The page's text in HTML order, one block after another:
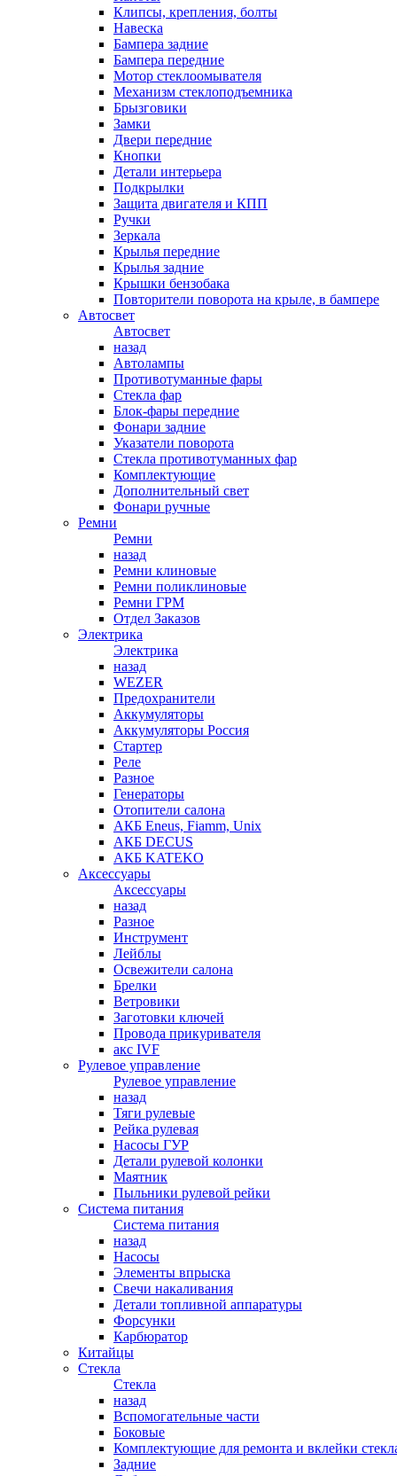
Клипсы, крепления, болты
Навеска
Бампера задние
Бампера передние
Мотор стеклоомывателя
Механизм стеклоподъемника
Брызговики
Замки
Двери передние
Кнопки
Детали интерьера
Подкрылки
Защита двигателя и КПП
Ручки
Зеркала
Крылья передние
Крылья задние
Крышки бензобака
Повторители поворота на крыле, в бампере
Автосвет
Автосвет
назад
Автолампы
Противотуманные фары
Стекла фар
Блок-фары передние
Фонари задние
Указатели поворота
Стекла противотуманных фар
Комплектующие
Дополнительный свет
Фонари ручные
Ремни
Ремни
назад
Ремни клиновые
Ремни поликлиновые
Ремни ГРМ
Отдел Заказов
Электрика
Электрика
назад
WEZER
Предохранители
Аккумуляторы
Аккумуляторы Россия
Стартер
Реле
Разное
Генераторы
Отопители салона
АКБ Eneus, Fiamm, Unix
АКБ DECUS
АКБ KATEKO
Аксессуары
Аксессуары
назад
Разное
Инструмент
Лейблы
Освежители салона
Брелки
Ветровики
Заготовки ключей
Провода прикуривателя
акс IVF
Рулевое управление
Рулевое управление
назад
Тяги рулевые
Рейка рулевая
Насосы ГУР
Детали рулевой колонки
Маятник
Пыльники рулевой рейки
Система питания
Система питания
назад
Насосы
Элементы впрыска
Свечи накаливания
Детали топливной аппаратуры
Форсунки
Карбюратор
Китайцы
Стекла
Стекла
назад
Вспомогательные части
Боковые
Комплектующие для ремонта и вклейки
Задние